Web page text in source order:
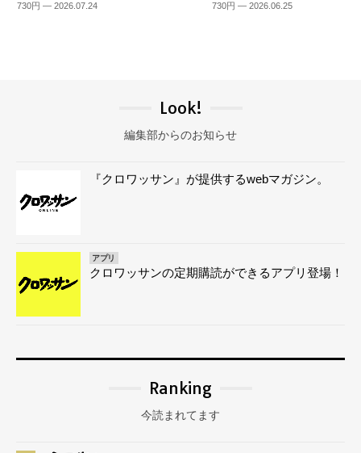
730円 — 2026.07.24 730円 — 2026.06.25
Look!
編集部からのお知らせ
『クロワッサン』が提供するwebマガジン。
アプリ
クロワッサンの定期購読ができるアプリ登場！
Ranking
今読まれてます